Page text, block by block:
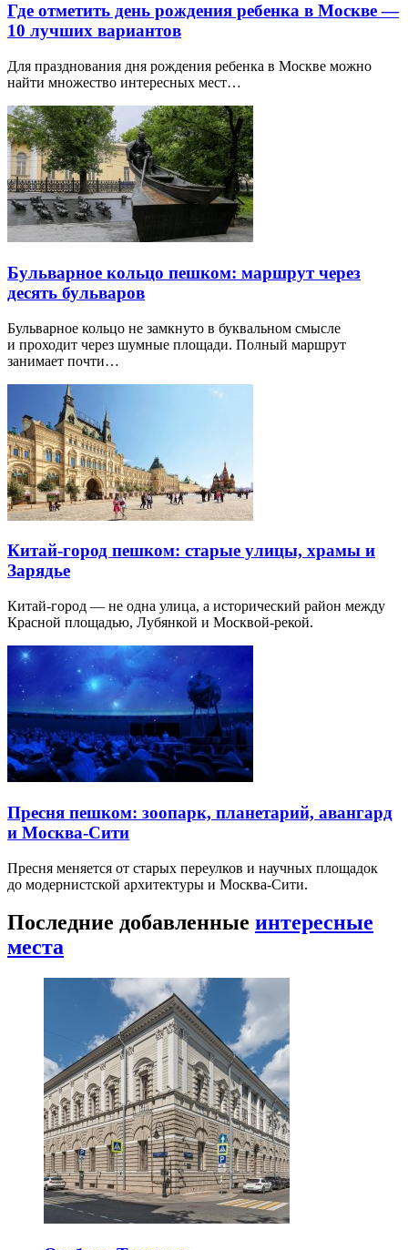
Где отметить день рождения ребенка в Москве —
10 лучших вариантов
Для празднования дня рождения ребенка в Москве можно
найти множество интересных мест…
Бульварное кольцо пешком: маршрут через
десять бульваров
Бульварное кольцо не замкнуто в буквальном смысле
и проходит через шумные площади. Полный маршрут
занимает почти…
Китай-город пешком: старые улицы, храмы и
Зарядье
Китай-город — не одна улица, а исторический район между
Красной площадью, Лубянкой и Москвой-рекой.
Пресня пешком: зоопарк, планетарий, авангард
и Москва-Сити
Пресня меняется от старых переулков и научных площадок
до модернистской архитектуры и Москва-Сити.
Последние добавленные интересные
места